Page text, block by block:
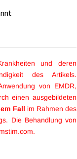
und deren
des Artikels.
von EMDR,
einen ausgebildeten
Fall im Rahmen des
Die Behandlung von